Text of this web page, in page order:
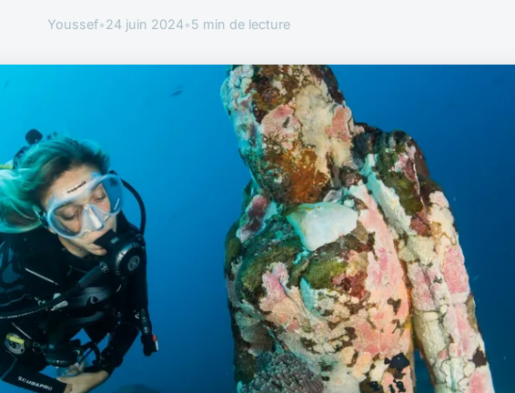
Youssef•24 juin 2024•5 min de lecture